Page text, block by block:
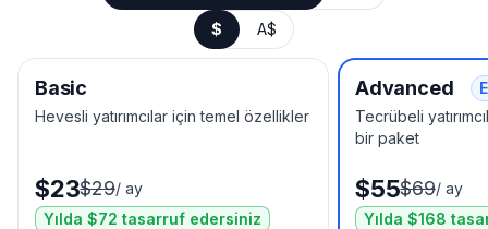
$ A$
Basic
Hevesli yatırımcılar için temel özellikler
$23$29/ ay
Yılda $72 tasarruf edersiniz
Advanced
Tecrübeli
bir paket
$55$69/ ay
Yılda $168